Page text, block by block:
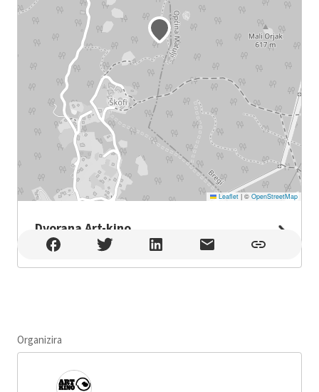
Leaflet |© OpenStreetMap
Dvorana Art-kino
Dvorana Art-kino , Rijeka
Organizira